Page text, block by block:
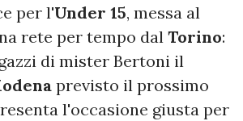
per l'Under 15, messa al
rete per tempo dal Torino:
di mister Bertoni il
previsto il prossimo
l'occasione giusta per